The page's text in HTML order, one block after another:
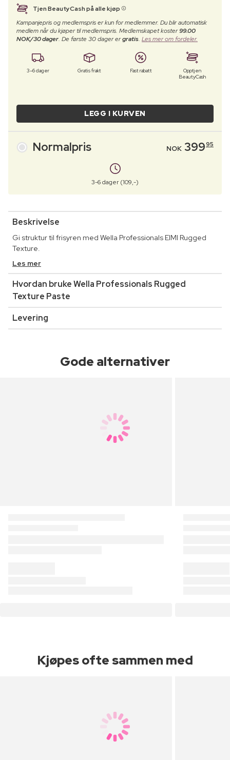
Tjen BeautyCash på alle kjøp
Kampanjepris og medlemspris er kun for medlemmer. Du blir automatisk
medlem når du kjøper til medlemspris. Medlemskapet koster99.00
NOK/30 dager. De første 30 dager ergratis. Les mer om fordeler.
3–6 dager Gratis frakt Fast rabatt
Opptjen
BeautyCash
LEGG I KURVEN
Normalpris NOK 39995
3-6 dager (109,-)
Beskrivelse
Gi struktur til frisyren med Wella Professionals EIMI Rugged
Texture.
Les mer
Hvordan bruke Wella Professionals Rugged
Texture Paste
Levering
Gode alternativer
Kjøpes ofte sammen med